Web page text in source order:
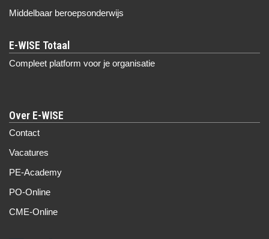
Middelbaar beroepsonderwijs
Compleet platform voor je organisatie
Over E-WISE
Contact
Vacatures
PE-Academy
PO-Online
CME-Online